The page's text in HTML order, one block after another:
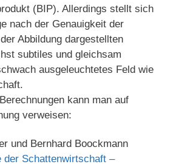
(BIP). Allerdings stellt sich
nach der Genauigkeit der
Abbildung dargestellten
subtiles und gleichsam
ausgeleuchtetes Feld wie
kann man auf
verweisen:
und Bernhard Boockmann
der Schattenwirtschaft –